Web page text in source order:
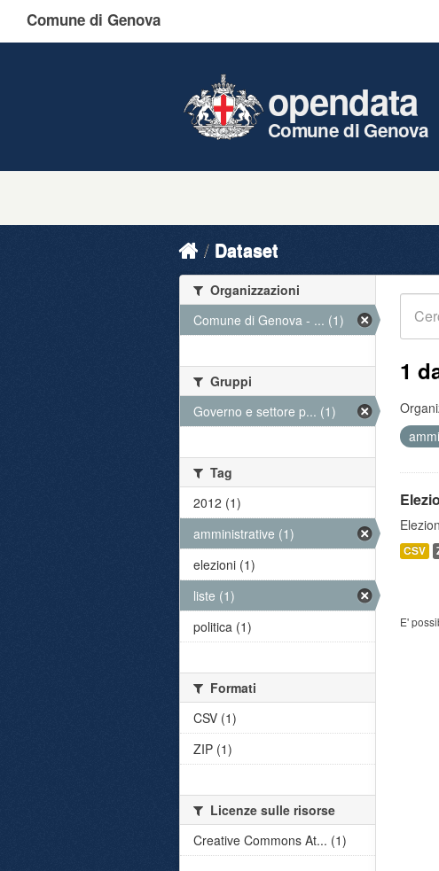
Comune di Genova
opendata
Comune di Genova
Dataset
1
CSV
E'
Organizzazioni
Comune di Genova - ... (1)
Gruppi
Governo e settore p... (1)
Tag
2012 (1)
amministrative (1)
elezioni (1)
liste (1)
politica (1)
Formati
CSV (1)
ZIP (1)
Licenze sulle risorse
Creative Commons At... (1)